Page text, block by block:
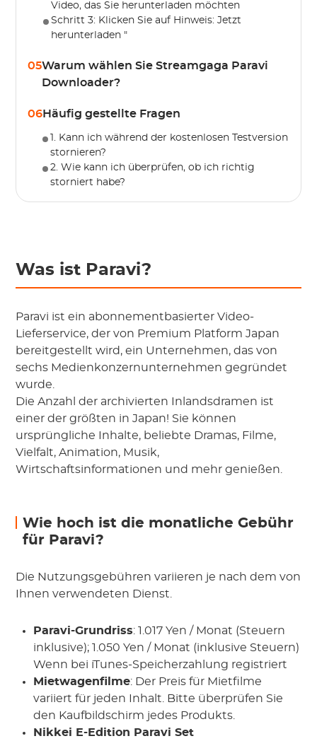
Video, das Sie herunterladen möchten
Schritt 3: Klicken Sie auf Hinweis: Jetzt
herunterladen "
05Warum wählen Sie Streamgaga Paravi
Downloader?
06Häufig gestellte Fragen
1. Kann ich während der kostenlosen Testversion
stornieren?
2. Wie kann ich überprüfen, ob ich richtig
storniert habe?
Was ist Paravi?
Paravi ist ein abonnementbasierter Video-
Lieferservice, der von Premium Platform Japan
bereitgestellt wird, ein Unternehmen, das von
sechs Medienkonzernunternehmen gegründet
wurde.
Die Anzahl der archivierten Inlandsdramen ist
einer der größten in Japan! Sie können
ursprüngliche Inhalte, beliebte Dramas, Filme,
Vielfalt, Animation, Musik,
Wirtschaftsinformationen und mehr genießen.
Wie hoch ist die monatliche Gebühr
für Paravi?
Die Nutzungsgebühren variieren je nach dem von
Ihnen verwendeten Dienst.
Paravi-Grundriss: 1.017 Yen / Monat (Steuern
inklusive); 1.050 Yen / Monat (inklusive Steuern)
Wenn bei iTunes-Speicherzahlung registriert
Mietwagenfilme: Der Preis für Mietfilme
variiert für jeden Inhalt. Bitte überprüfen Sie
den Kaufbildschirm jedes Produkts.
Nikkei E-Edition Paravi Set